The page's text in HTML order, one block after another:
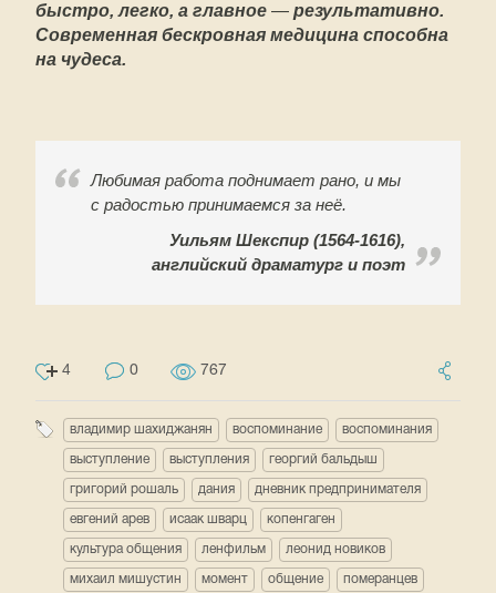
быстро, легко, а главное — результативно.
Современная бескровная медицина способна
на чудеса.
Любимая работа поднимает рано, и мы
с радостью принимаемся за неё.
Уильям Шекспир (1564-1616),
английский драматург и поэт
4 0 767
владимир шахиджанян воспоминание воспоминания
выступление выступления георгий бальдыш
григорий рошаль дания дневник предпринимателя
евгений арев исаак шварц копенгаген
культура общения ленфильм леонид новиков
михаил мишустин момент общение померанцев